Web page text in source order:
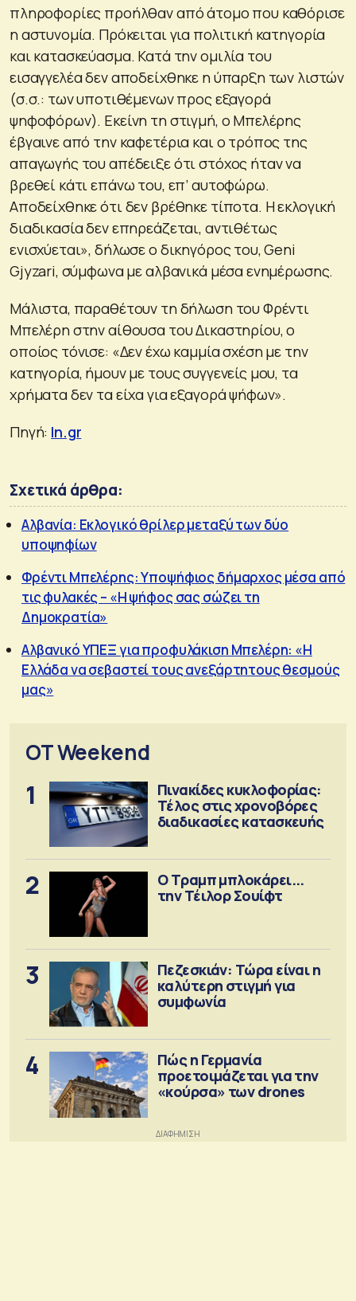
πληροφορίες προήλθαν από άτομο που καθόρισε
η αστυνομία. Πρόκειται για πολιτική κατηγορία
και κατασκεύασμα. Κατά την ομιλία του
εισαγγελέα δεν αποδείχθηκε η ύπαρξη των λιστών
(σ.σ.: των υποτιθέμενων προς εξαγορά
ψηφοφόρων). Εκείνη τη στιγμή, ο Μπελέρης
έβγαινε από την καφετέρια και ο τρόπος της
απαγωγής του απέδειξε ότι στόχος ήταν να
βρεθεί κάτι επάνω του, επ’ αυτοφώρω.
Αποδείχθηκε ότι δεν βρέθηκε τίποτα. Η εκλογική
διαδικασία δεν επηρεάζεται, αντιθέτως
ενισχύεται», δήλωσε ο δικηγόρος του, Geni
Gjyzari, σύμφωνα με αλβανικά μέσα ενημέρωσης.
Μάλιστα, παραθέτουν τη δήλωση του Φρέντι
Μπελέρη στην αίθουσα του Δικαστηρίου, ο
οποίος τόνισε: «Δεν έχω καμμία σχέση με την
κατηγορία, ήμουν με τους συγγενείς μου, τα
χρήματα δεν τα είχα για εξαγορά ψήφων».
Πηγή: In.gr
Σχετικά άρθρα:
Αλβανία: Εκλογικό θρίλερ μεταξύ των δύο
υποψηφίων
Φρέντι Μπελέρης: Υποψήφιος δήμαρχος μέσα από
τις φυλακές – «Η ψήφος σας σώζει τη
Δημοκρατία»
Αλβανικό ΥΠΕΞ για προφυλάκιση Μπελέρη: «Η
Ελλάδα να σεβαστεί τους ανεξάρτητους θεσμούς
μας»
OT Weekend
1
Πινακίδες κυκλοφορίας:
Τέλος στις χρονοβόρες
διαδικασίες κατασκευής
2
Ο Τραμπ μπλοκάρει...
την Τέιλορ Σουίφτ
3
Πεζεσκιάν: Τώρα είναι η
καλύτερη στιγμή για
συμφωνία
4
Πώς η Γερμανία
προετοιμάζεται για την
«κούρσα» των drones